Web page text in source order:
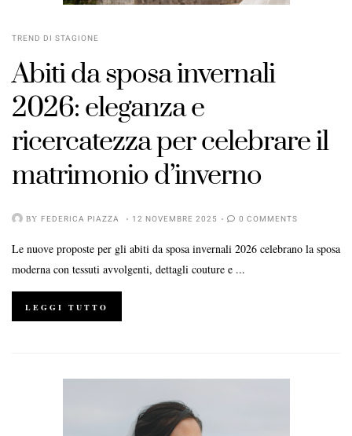
TREND DI STAGIONE
Abiti da sposa invernali
2026: eleganza e
ricercatezza per celebrare il
matrimonio d’inverno
BY FEDERICA PIAZZA 12 NOVEMBRE 2025 0 COMMENTS
Le nuove proposte per gli abiti da sposa invernali 2026 celebrano la sposa
moderna con tessuti avvolgenti, dettagli couture e ...
LEGGI TUTTO